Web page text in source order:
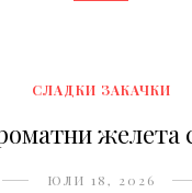
СЛАДКИ ЗАКАЧКИ
желета
ЮЛИ 18, 2026